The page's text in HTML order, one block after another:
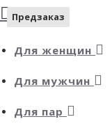
Для женщин
Для мужчин
Для пар
Предзаказ
Предзаказ